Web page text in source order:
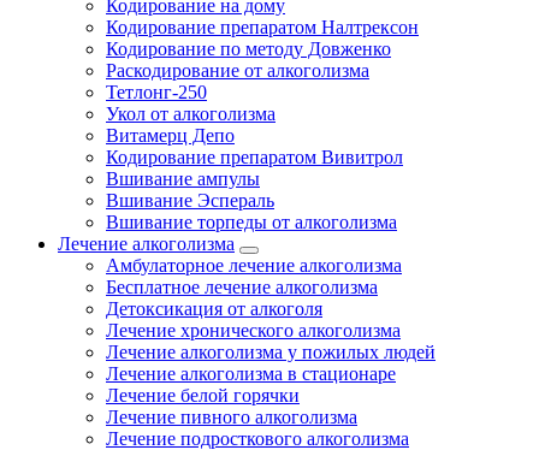
Кодирование на дому
Кодирование препаратом Налтрексон
Кодирование по методу Довженко
Раскодирование от алкоголизма
Тетлонг-250
Укол от алкоголизма
Витамерц Депо
Кодирование препаратом Вивитрол
Вшивание ампулы
Вшивание Эспераль
Вшивание торпеды от алкоголизма
Лечение алкоголизма
Амбулаторное лечение алкоголизма
Бесплатное лечение алкоголизма
Детоксикация от алкоголя
Лечение хронического алкоголизма
Лечение алкоголизма у пожилых людей
Лечение алкоголизма в стационаре
Лечение белой горячки
Лечение пивного алкоголизма
Лечение подросткового алкоголизма